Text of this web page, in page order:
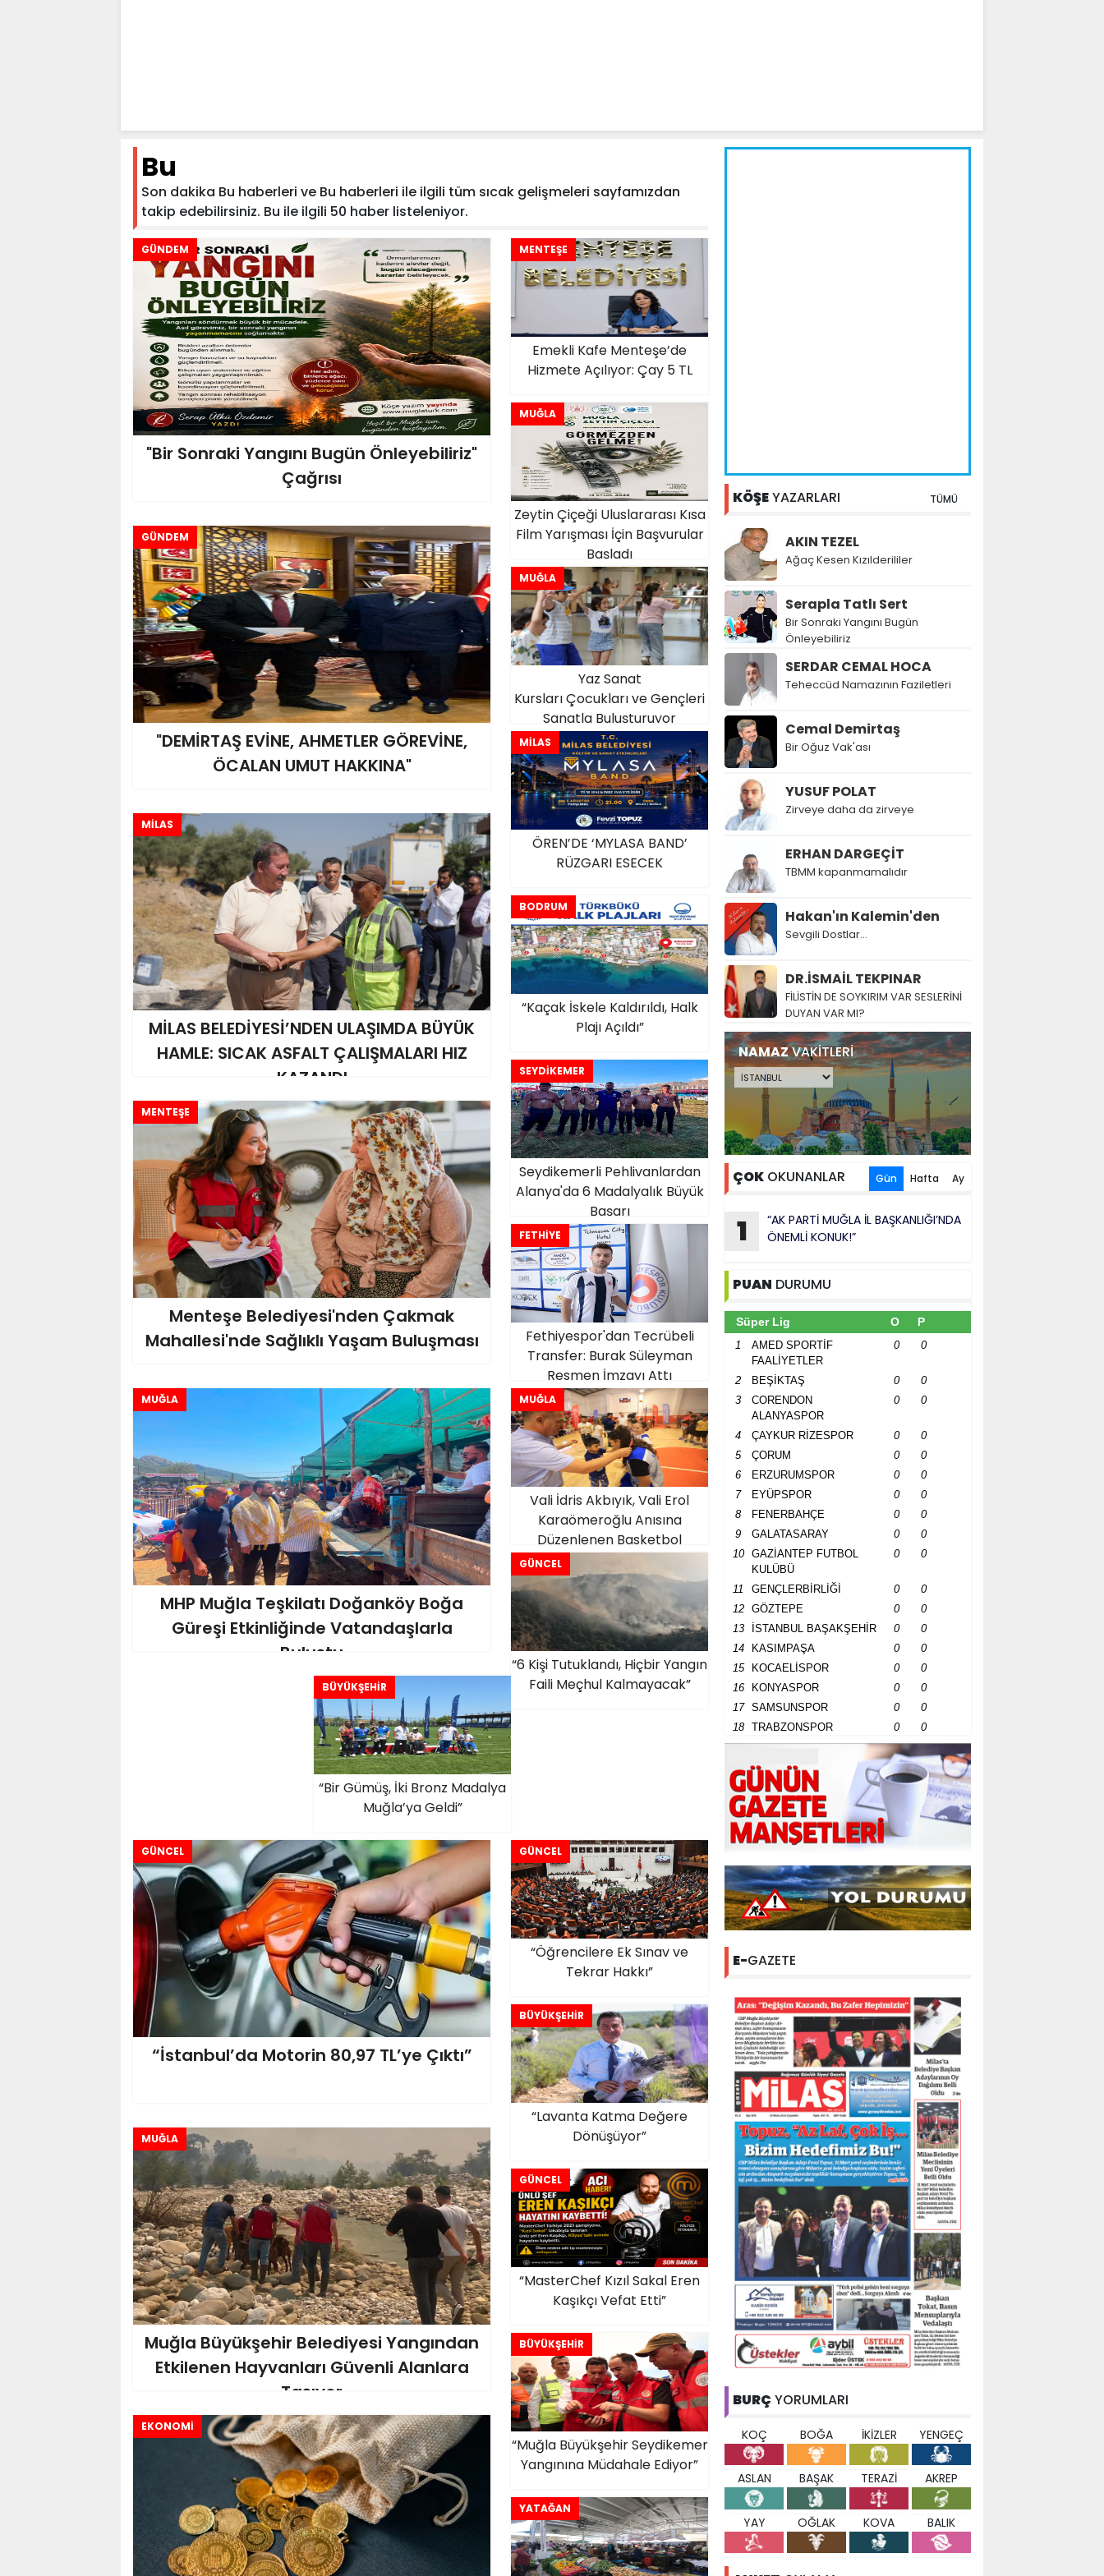
Bu
Son dakika Bu haberleri ve Bu haberleri ile ilgili tüm sıcak gelişmeleri sayfamızdan
takip edebilirsiniz. Bu ile ilgili 50 haber listeleniyor.
GÜNDEM
"Bir Sonraki Yangını Bugün Önleyebiliriz"
Çağrısı
MENTEŞE
Emekli Kafe Menteşe’de
Hizmete Açılıyor: Çay 5 TL
MUĞLA
Zeytin Çiçeği Uluslararası Kısa
Film Yarışması İçin Başvurular
Başladı
GÜNDEM
"DEMİRTAŞ EVİNE, AHMETLER GÖREVİNE,
ÖCALAN UMUT HAKKINA"
MUĞLA
Yaz Sanat
Kursları Çocukları ve Gençleri
Sanatla Buluşturuyor
MİLAS
ÖREN’DE ‘MYLASA BAND’
RÜZGARI ESECEK
MİLAS
MİLAS BELEDİYESİ’NDEN ULAŞIMDA BÜYÜK
HAMLE: SICAK ASFALT ÇALIŞMALARI HIZ
KAZANDI
BODRUM
“Kaçak İskele Kaldırıldı, Halk
Plajı Açıldı”
SEYDİKEMER
Seydikemerli Pehlivanlardan
Alanya'da 6 Madalyalık Büyük
Başarı
MENTEŞE
Menteşe Belediyesi'nden Çakmak
Mahallesi'nde Sağlıklı Yaşam Buluşması
FETHİYE
Fethiyespor'dan Tecrübeli
Transfer: Burak Süleyman
Resmen İmzayı Attı
MUĞLA
Vali İdris Akbıyık, Vali Erol
Karaömeroğlu Anısına
Düzenlenen Basketbol
Turnuvasında Gençlerle
Buluştu
MUĞLA
MHP Muğla Teşkilatı Doğanköy Boğa
Güreşi Etkinliğinde Vatandaşlarla
Buluştu
GÜNCEL
“6 Kişi Tutuklandı, Hiçbir Yangın
Faili Meçhul Kalmayacak”
BÜYÜKŞEHİR
“Bir Gümüş, İki Bronz Madalya
Muğla’ya Geldi”
GÜNCEL
“İstanbul’da Motorin 80,97 TL’ye Çıktı”
GÜNCEL
“Öğrencilere Ek Sınav ve
Tekrar Hakkı”
BÜYÜKŞEHİR
“Lavanta Katma Değere
Dönüşüyor”
MUĞLA
Muğla Büyükşehir Belediyesi Yangından
Etkilenen Hayvanları Güvenli Alanlara
Taşıyor
GÜNCEL
“MasterChef Kızıl Sakal Eren
Kaşıkçı Vefat Etti”
BÜYÜKŞEHİR
“Muğla Büyükşehir Seydikemer
Yangınına Müdahale Ediyor”
EKONOMİ
YATAĞAN
KÖŞEYAZARLARI TÜMÜ
AKIN TEZEL
Ağaç Kesen Kızılderililer
Serapla Tatlı Sert
Bir Sonraki Yangını Bugün
Önleyebiliriz
SERDAR CEMAL HOCA
Teheccüd Namazının Faziletleri
Cemal Demirtaş
Bir Oğuz Vak'ası
YUSUF POLAT
Zirveye daha da zirveye
ERHAN DARGEÇİT
TBMM kapanmamalıdır
Hakan'ın Kalemin'den
Sevgili Dostlar...
DR.İSMAİL TEKPINAR
FİLİSTİN DE SOYKIRIM VAR SESLERİNİ
DUYAN VAR MI?
NAMAZVAKİTLERİ
ÇOK OKUNANLAR Gün Hafta Ay
1
“AK PARTİ MUĞLA İL BAŞKANLIĞI’NDA
ÖNEMLİ KONUK!”
PUAN DURUMU
Süper Lig O P
1
AMED SPORTİF
FAALİYETLER
0 0
2 BEŞİKTAŞ 0
0
3
CORENDON
ALANYASPOR
0 0
4 ÇAYKUR RİZESPOR 0
0
5
ÇORUM 0
0
6
ERZURUMSPOR 0
0
7
EYÜPSPOR 0
0
8
FENERBAHÇE 0
0
9
GALATASARAY 0
0
10
GAZİANTEP FUTBOL
KULÜBÜ
0 0
11 GENÇLERBİRLİĞİ 0
0
12
GÖZTEPE 0
0
13
İSTANBUL BAŞAKŞEHİR 0
0
14
KASIMPAŞA 0
0
15
KOCAELİSPOR 0
0
16
KONYASPOR 0
0
17
SAMSUNSPOR 0
0
18
TRABZONSPOR 0 0
E-GAZETE
BURÇ YORUMLARI
KOÇ BOĞA İKİZLER YENGEÇ
ASLAN BAŞAK TERAZİ AKREP
YAY OĞLAK KOVA BALIK